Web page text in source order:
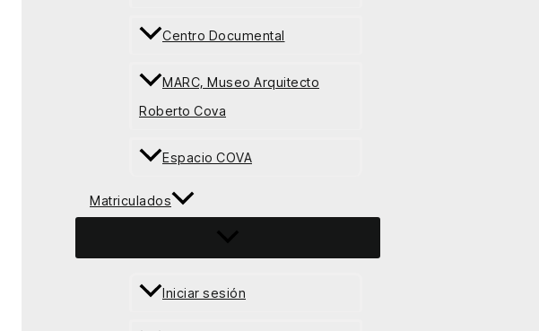
Centro Documental
MARC, Museo Arquitecto
Roberto Cova
Espacio COVA
Matriculados
Iniciar sesión